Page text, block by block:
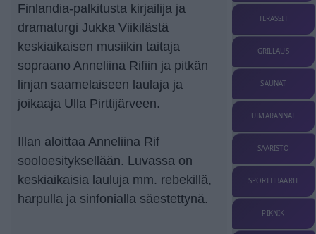
Finlandia-palkitusta kirjailija ja
dramaturgi Jukka Viikilästä
keskiaikaisen musiikin taitaja
sopraano Anneliina Rifiin ja pitkän
linjan saamelaiseen laulaja ja
joikaaja Ulla Pirttijärveen.
Illan aloittaa Anneliina Rif
sooloesityksellään. Luvassa on
keskiaikaisia lauluja mm. rebekillä,
harpulla ja sinfonialla säestettynä.
TERASSIT
GRILLAUS
SAUNAT
UIMARANNAT
SAARISTO
SPORTTIBAARIT
PIKNIK